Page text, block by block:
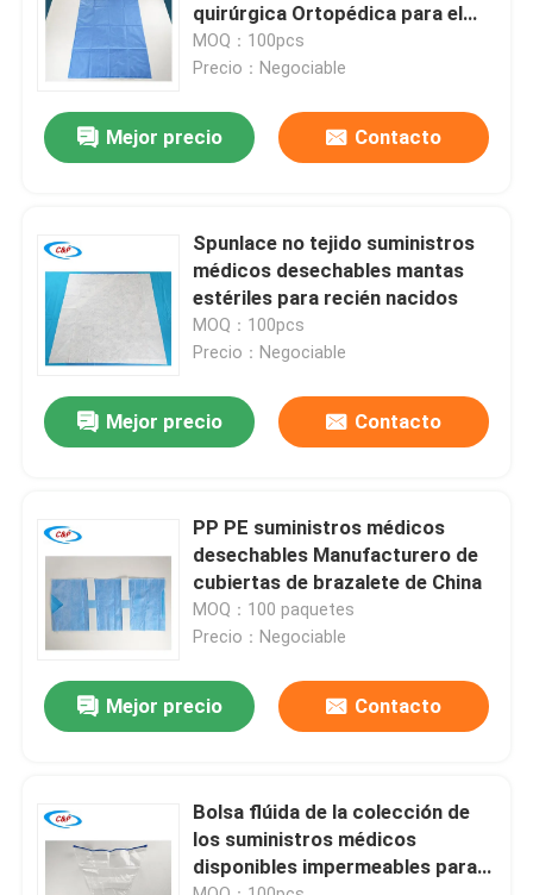
Productos
Los vídeos
Espectáculo VR
Recorrido por la fábrica
Control de calidad
Contacta con nosotros
Noticias
Casos de trabajo
quirúrgica Ortopédica para el
hospital
MOQ：100pcs
Precio：Negociable
Mejor precio Contacto
Spunlace no tejido suministros
médicos desechables mantas
estériles para recién nacidos
MOQ：100pcs
Precio：Negociable
Mejor precio Contacto
PP PE suministros médicos
desechables Manufacturero de
cubiertas de brazalete de China
MOQ：100 paquetes
Precio：Negociable
Mejor precio Contacto
Bolsa flúida de la colección de
los suministros médicos
disponibles impermeables para